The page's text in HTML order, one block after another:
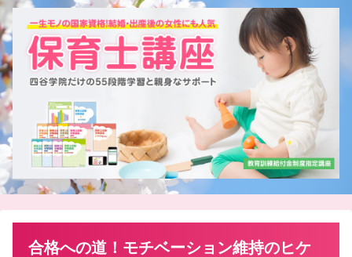
合格への道！モチベーション維持のヒケ